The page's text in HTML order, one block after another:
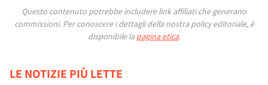
Questo contenuto potrebbe includere link affiliati che generano
commissioni. Per conoscere i dettagli della nostra policy editoriale, è
disponibile la pagina etica.
LE NOTIZIE PIÙ LETTE